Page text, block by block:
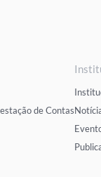
de Contas